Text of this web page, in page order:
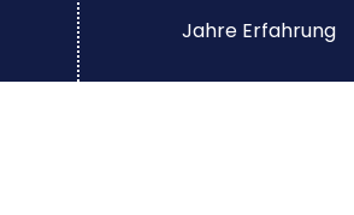
Jahre Erfahrung